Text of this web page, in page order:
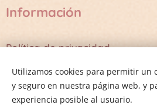
Información
Política de privacidad
Términos y Condiciones
Utilizamos cookies para permitir un
y seguro en nuestra página web, y
experiencia posible al usuario.